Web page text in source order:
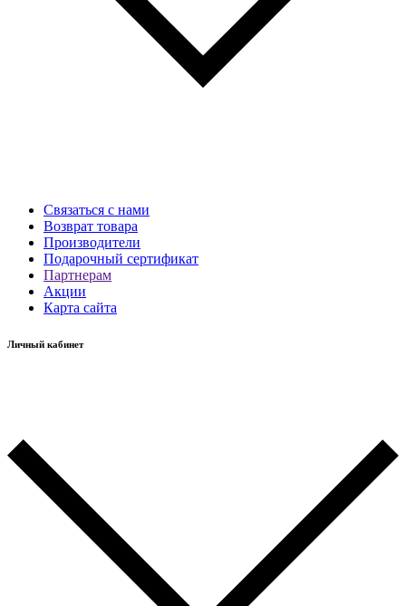
Связаться с нами
Возврат товара
Производители
Подарочный сертификат
Партнерам
Акции
Карта сайта
Личный кабинет